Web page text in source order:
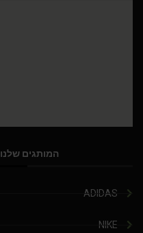
המותגים שלנו
ADIDAS
NIKE